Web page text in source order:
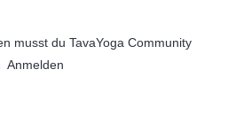
musst du TavaYoga Community
Anmelden